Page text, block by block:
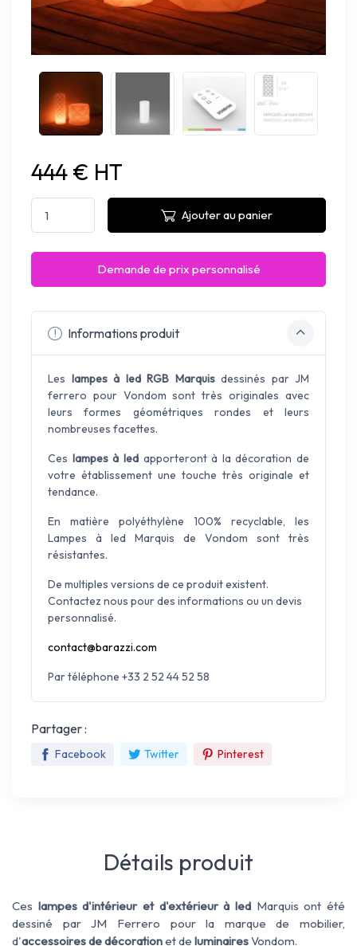
444 € HT
Ajouter au panier
Demande de prix personnalisé
Informations produit
Les lampes à led RGB Marquis dessinés par JM
ferrero pour Vondom sont très originales avec
leurs formes géométriques rondes et leurs
nombreuses facettes.
Ces lampes à ledapporteront à la décoration de
votre établissement une touche très originale et
tendance.
En matière polyéthylène 100% recyclable, les
Lampes à led Marquis de Vondom sont très
résistantes.
De multiples versions de ce produit existent.
Contactez nous pour des informations ou un devis
personnalisé.
contact@barazzi.com
Par téléphone +33 2 52 44 52 58
Partager :
Facebook Twitter Pinterest
Détails produit
Ces lampes d'intérieur et d'extérieur à led Marquis ont été
dessiné par JM Ferrero pour la marque de mobilier,
d'accessoires de décorationet de luminairesVondom.